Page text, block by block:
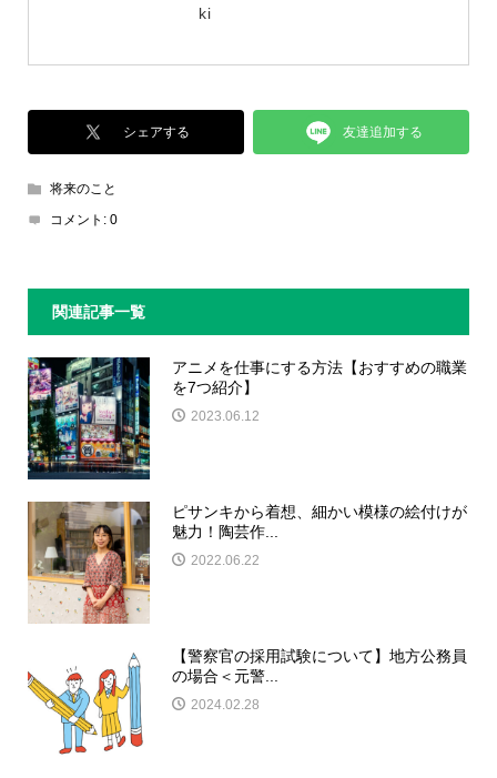
ki
シェアする 友達追加する
将来のこと
コメント: 0
関連記事一覧
アニメを仕事にする方法【おすすめの職業
を7つ紹介】
2023.06.12
ピサンキから着想、細かい模様の絵付けが
魅力！陶芸作...
2022.06.22
【警察官の採用試験について】地方公務員
の場合＜元警...
2024.02.28